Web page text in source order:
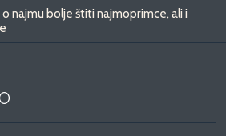
najmu bolje štiti najmoprimce, ali i